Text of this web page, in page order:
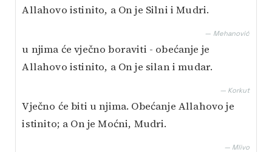
Allahovo istinito, a On je Silni i Mudri.
— Mehanović
u njima će vječno boraviti - obećanje je
Allahovo istinito, a On je silan i mudar.
— Korkut
Vječno će biti u njima. Obećanje Allahovo je
istinito; a On je Moćni, Mudri.
— Mlivo